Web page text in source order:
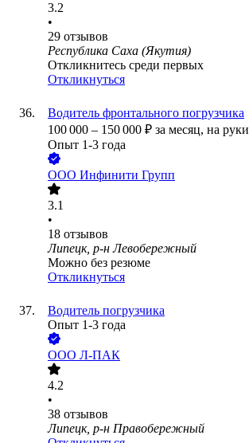
3.2
•
29 отзывов
Республика Саха (Якутия)
Откликнитесь среди первых
Откликнуться
Водитель фронтального погрузчика
100 000 – 150 000 ₽ за месяц, на руки
Опыт 1-3 года
ООО Инфинити Групп
3.1
•
18 отзывов
Липецк, р-н Левобережный
Можно без резюме
Откликнуться
Водитель погрузчика
Опыт 1-3 года
ООО Л-ПАК
4.2
•
38 отзывов
Липецк, р-н Правобережный